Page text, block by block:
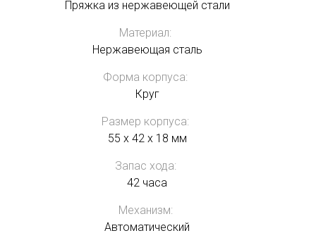
Пряжка из нержавеющей стали
Материал:
Нержавеющая сталь
Форма корпуса:
Круг
Размер корпуса:
55 x 42 x 18 мм
Запас хода:
42 часа
Механизм:
Автоматический